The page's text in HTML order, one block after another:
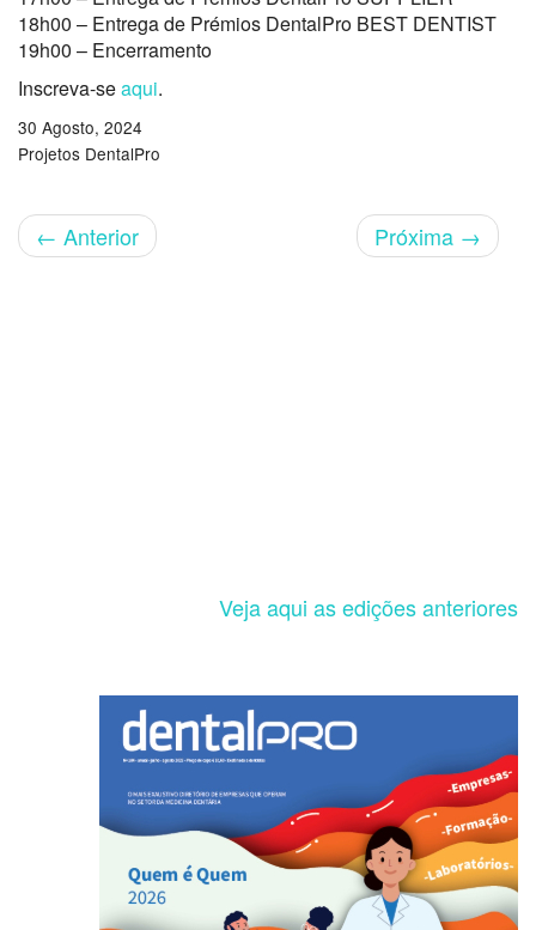
18h00 – Entrega de Prémios DentalPro BEST DENTIST
19h00 – Encerramento
Inscreva-seaqui.
30 Agosto, 2024
Projetos DentalPro
← Anterior Próxima →
Veja aqui as edições anteriores